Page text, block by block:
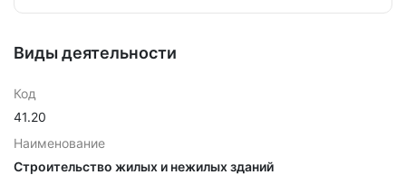
Виды деятельности
Код
41.20
Наименование
Строительство жилых и нежилых зданий